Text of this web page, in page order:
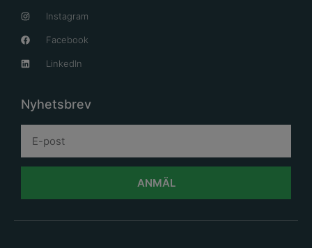
Instagram
Facebook
LinkedIn
Nyhetsbrev
ANMÄL